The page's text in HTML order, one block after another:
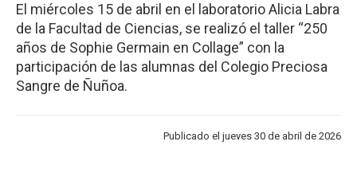
ADMISIÓN
ESTUDIANTES ACADÉMICOS
FUNCIONARIOS
El miércoles 15 de abril en el laboratorio Alicia Labra
de la Facultad de Ciencias, se realizó el taller “250
años de Sophie Germain en Collage” con la
participación de las alumnas del Colegio Preciosa
Sangre de Ñuñoa.
Publicado el jueves 30 de abril de 2026